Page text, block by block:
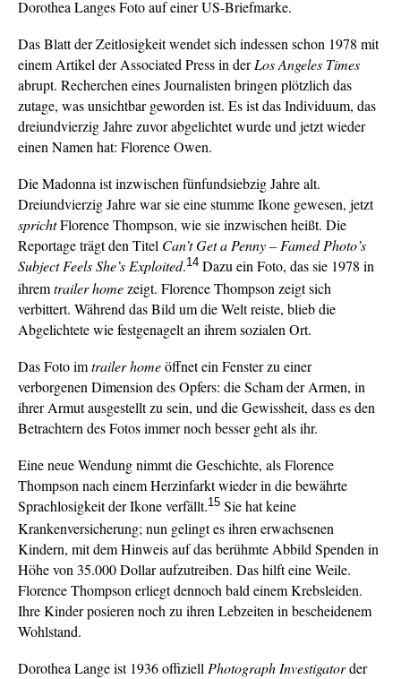
Dorothea Langes Foto auf einer US-Briefmarke.
Das Blatt der Zeitlosigkeit wendet sich indessen schon 1978 mit
einem Artikel der Associated Press in derLos Angeles Times
abrupt. Recherchen eines Journalisten bringen plötzlich das
zutage, was unsichtbar geworden ist. Es ist das Individuum, das
dreiundvierzig Jahre zuvor abgelichtet wurde und jetzt wieder
einen Namen hat: Florence Owen.
Die Madonna ist inzwischen fünfundsiebzig Jahre alt.
Dreiundvierzig Jahre war sie eine stumme Ikone gewesen, jetzt
sprichtFlorence Thompson, wie sie inzwischen heißt. Die
Reportage trägt den Titel Can’t Get a Penny – Famed Photo’s
Subject Feels She’s Exploited.14 Dazu ein Foto, das sie 1978 in
ihremtrailer homezeigt. Florence Thompson zeigt sich
verbittert. Während das Bild um die Welt reiste, blieb die
Abgelichtete wie festgenagelt an ihrem sozialen Ort.
Das Foto imtrailer homeöffnet ein Fenster zu einer
verborgenen Dimension des Opfers: die Scham der Armen, in
ihrer Armut ausgestellt zu sein, und die Gewissheit, dass es den
Betrachtern des Fotos immer noch besser geht als ihr.
Eine neue Wendung nimmt die Geschichte, als Florence
Thompson nach einem Herzinfarkt wieder in die bewährte
Sprachlosigkeit der Ikone verfällt.15 Sie hat keine
Krankenversicherung; nun gelingt es ihren erwachsenen
Kindern, mit dem Hinweis auf das berühmte Abbild Spenden in
Höhe von 35.000 Dollar aufzutreiben. Das hilft eine Weile.
Florence Thompson erliegt dennoch bald einem Krebsleiden.
Ihre Kinder posieren noch zu ihren Lebzeiten in bescheidenem
Wohlstand.
Dorothea Lange ist 1936 offiziell Photograph Investigatorder